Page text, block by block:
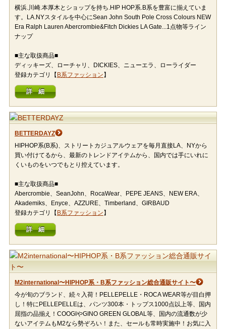
横浜.川崎.本厚木とショップを持ち.HIP HOP系.B系を豊富に揃えていま
す。LA.NYスタイルを中心にSean John South Pole Cross Colours NEW
Era Ralph Lauren Abercrombie&Fitch Dickies LA Gate...1点物等ライン
ナップ
■主な取扱商品■
ディッキーズ、ローチャリ、DICKIES、ニューエラ、ローライダー
登録カテゴリ【 B系ファッション 】
詳 細
BETTERDAYZ
HIPHOP系(B系)、ストリートカジュアルウェアを毎月直接LA、NYから
買い付けてるから、最新のトレンドアイテムから、国内では手にいれに
くいものをいつでもとり控えています。
■主な取扱商品■
Abercrombie、SeanJohn、RocaWear、PEPE JEANS、NEW ERA、
Akademiks、Enyce、AZZURE、Timberland、GIRBAUD
登録カテゴリ【 B系ファッション 】
詳 細
M2international〜HIPHOP系・B系ファッション総合通販サイト〜
今が旬のブランド、続々入荷！PELLEPELLE・ROCA WEAR等が目白押
し！特にPELLEPELLEは、パンツ300本・トップス1000点以上等、国内
屈指の品揃え！COOGIやGINO GREEN GLOBAL等、国内の流通数が少
ないアイテムもM2なら勢ぞろい！また、セールも常時実施中！お気に入